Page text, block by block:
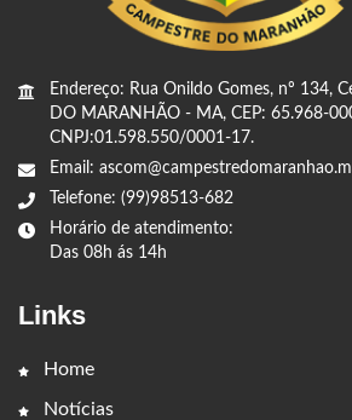
Endereço: Rua Onildo Gomes, nº 134,
DO MARANHÃO - MA, CEP: 65.968-
CNPJ:01.598.550/0001-17.
Email:
Telefone: (99)98513-682
Horário de atendimento:
Das 08h ás 14h
Links
Home
Notícias